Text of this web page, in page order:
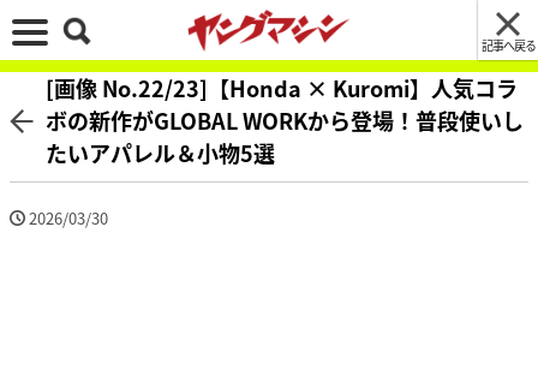
記事へ戻る
[画像 No.22/23]【Honda × Kuromi】人気コラ
ボの新作がGLOBAL WORKから登場！普段使いし
たいアパレル＆小物5選
2026/03/30